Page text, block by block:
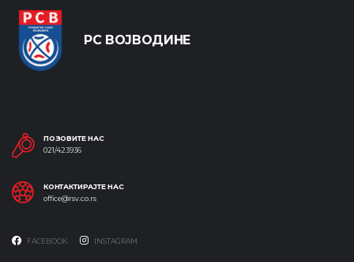
РС ВОЈВОДИНЕ
ПОЗОВИТЕ НАС
021/423936
КОНТАКТИРАЈТЕ НАС
office@rsv.co.rs
FACEBOOK INSTAGRAM